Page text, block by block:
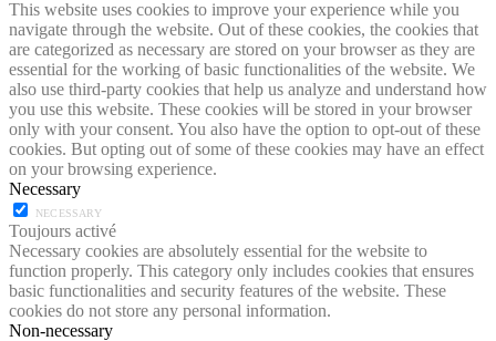
This website uses cookies to improve your experience while you
navigate through the website. Out of these cookies, the cookies that
are categorized as necessary are stored on your browser as they are
essential for the working of basic functionalities of the website. We
also use third-party cookies that help us analyze and understand how
you use this website. These cookies will be stored in your browser
only with your consent. You also have the option to opt-out of these
cookies. But opting out of some of these cookies may have an effect
on your browsing experience.
Necessary
NECESSARY
Toujours activé
Necessary cookies are absolutely essential for the website to
function properly. This category only includes cookies that ensures
basic functionalities and security features of the website. These
cookies do not store any personal information.
Non-necessary